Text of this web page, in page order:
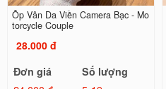
Ốp Vân Da Viền Camera Bạc - Mo
torcycle Couple
28.000 đ
Đơn giá
Số lượng